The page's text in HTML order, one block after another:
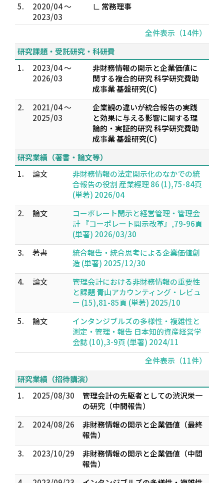
5.
2020/04 ～
2023/03
∟ 常務理事
全件表示（14件）
研究課題・受託研究・科研費
1.
2023/04 ～
2026/03
非財務情報の開示と企業価値に
関する複合的研究 科学研究費助
成事業 基盤研究(C)
2.
2021/04 ～
2025/03
企業観の違いが統合報告の実践
と効果に与える影響に関する理
論的・実証的研究 科学研究費助
成事業 基盤研究(C)
研究業績（著書・論文等）
1.
論文
非財務情報の法定開示化のなかでの統
合報告の役割 産業經理 86 (1),75-84頁
(単著) 2026/04
2.
論文
コーポレート開示と経営管理・管理会
計 『コーポレート開示改革』,79-96頁
(単著) 2026/03/30
3.
著書
統合報告・統合思考による企業価値創
造 (単著) 2025/12/30
4.
論文
管理会計における非財務情報の重要性
と課題 青山アカウンティング・レビュ
ー (15),81-85頁 (単著) 2025/10
5.
論文
インタンジブルズの多様性・複雑性と
測定・管理・報告 日本知的資産経営学
会誌 (10),3-9頁 (単著) 2024/11
全件表示（11件）
研究業績（招待講演）
1.
2025/08/30
管理会計の先駆者としての渋沢栄一
の研究（中間報告）
2.
2024/08/26
非財務情報の開示と企業価値（最終
報告）
3.
2023/10/29
非財務情報の開示と企業価値（中間
報告）